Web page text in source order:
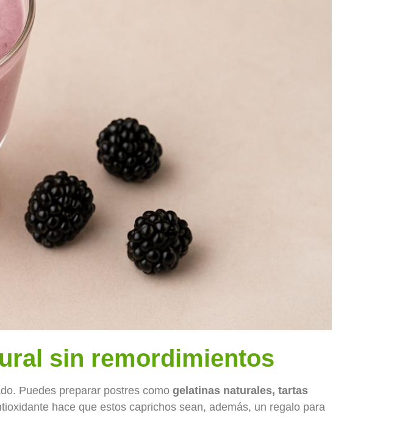
sin remordimientos
Puedes preparar postres como gelatinas naturales, tartas
hace que estos caprichos sean, además, un regalo para